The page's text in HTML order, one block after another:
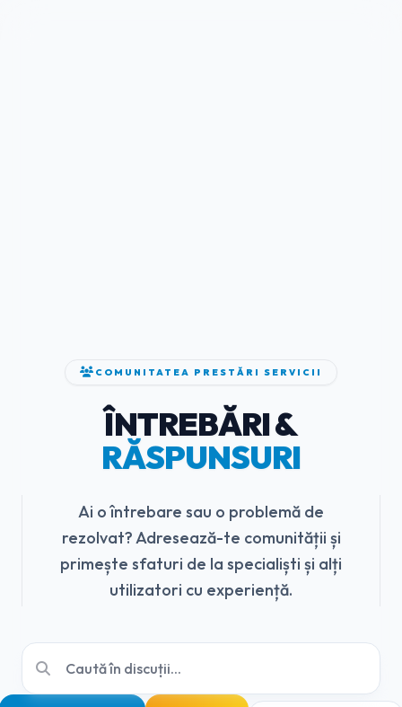
COMUNITATEA PRESTĂRI SERVICII
ÎNTREBĂRI &
RĂSPUNSURI
Ai o întrebare sau o problemă de
rezolvat? Adresează-te comunității și
primește sfaturi de la specialiști și alți
utilizatori cu experiență.